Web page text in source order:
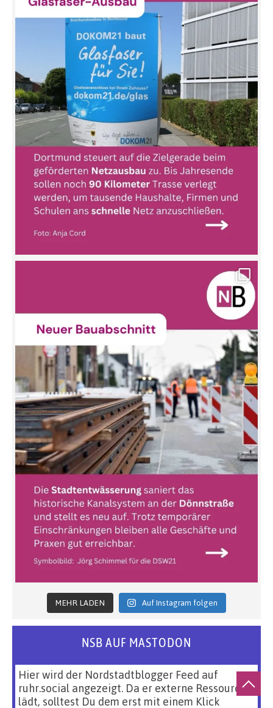
MEHR LADEN Auf Instagram folgen
NSB AUF MASTODON
Hier wird der Nordstadtblogger Feed auf
ruhr.social angezeigt. Da er externe Ressourcen
lädt, solltest Du dem erst mit einem Klick